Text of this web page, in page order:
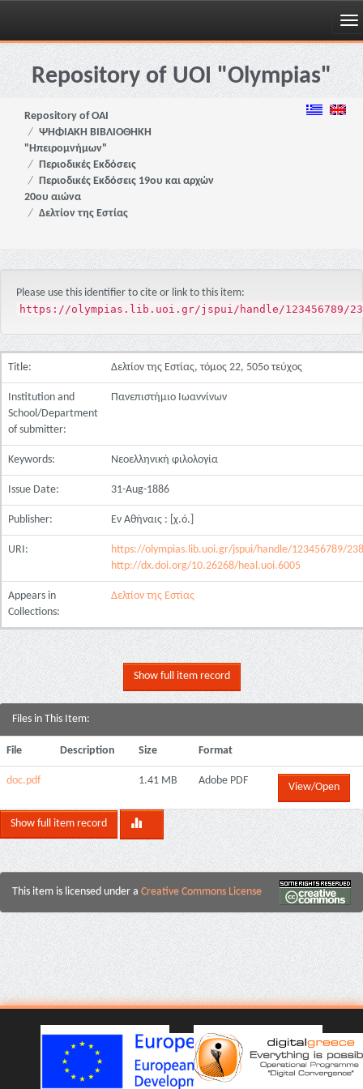
Skip
navigationRepository of UOI "Olympias"
Repository of OAI
ΨΗΦΙΑΚΗ ΒΙΒΛΙΟΘΗΚΗ
"Ηπειρομνήμων"
Περιοδικές Εκδόσεις
Περιοδικές Εκδόσεις 19ου και αρχών
20ου αιώνα
Δελτίον της Εστίας
Please use this identifier to cite or link to this item:
https://olympias.lib.uoi.gr/jspui/handle/123456789/
Title: Δελτίον της Εστίας, τόμος 22, 505ο τεύχος
Institution and
School/Department
of submitter:
Πανεπιστήμιο Ιωαννίνων
Keywords: Νεοελληνική φιλολογία
Issue Date: 31-Aug-1886
Publisher: Εν Αθήναις : [χ.ό.]
URI:
https://olympias.lib.uoi.gr/jspui/handle/123456789/
http://dx.doi.org/10.26268/heal.uoi.6005
Appears in
Collections:
Δελτίον της Εστίας
Show full item record
Files in This Item:
File Description Size Format
doc.pdf 1.41 MB Adobe PDF
View/Open
Show full item record
This item is licensed under a Creative Commons License